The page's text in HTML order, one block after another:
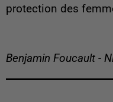
protection des
Benjamin Foucault -